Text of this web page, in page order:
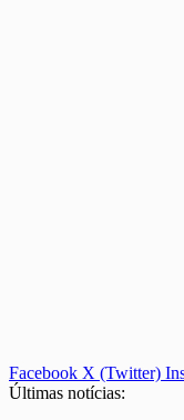
Facebook X (Twitter)
Últimas notícias: